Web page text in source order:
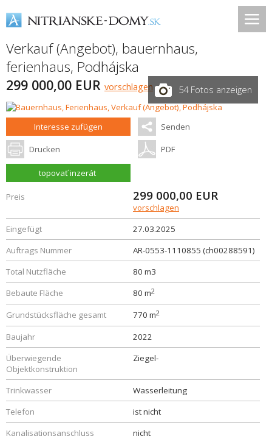
Verkauf (Angebot), bauernhaus,
ferienhaus, Podhájska
299 000,00 EUR vorschlagen 54 Fotos anzeigen
Interesse zufügen Senden
Drucken PDF
topovať inzerát
Preis 299 000,00 EUR
vorschlagen
Eingefügt
27.03.2025
Auftrags Nummer
AR-0553-1110855 (ch00288591)
Total Nutzfläche
80 m3
Bebaute Fläche
80 m2
Grundstücksfläche gesamt 770 m2
Baujahr
2022
Überwiegende
Objektkonstruktion
Ziegel-
Trinkwasser
Wasserleitung
Telefon
ist nicht
Kanalisationsanschluss
nicht